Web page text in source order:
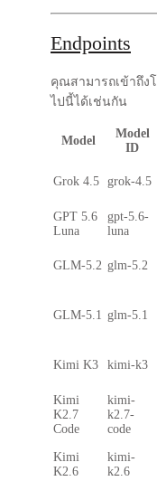
Endpoints
คุณสามารถเข้าถึงโ
ไปนี้ได้เช่นกัน
Model
Model
ID
Grok 4.5 grok-4.5
GPT 5.6
Luna
gpt-5.6-
luna
GLM-5.2 glm-5.2
GLM-5.1 glm-5.1
Kimi K3 kimi-k3
Kimi
K2.7
Code
kimi-
k2.7-
code
Kimi
K2.6
kimi-
k2.6